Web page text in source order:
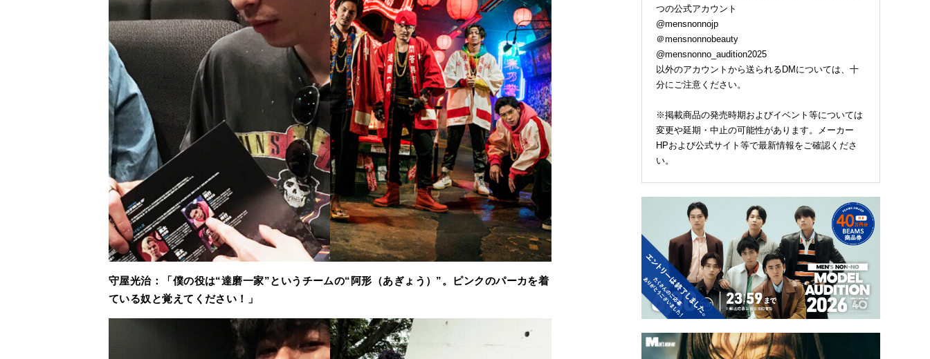
守屋光治：「僕の役は“達磨一家”というチームの“阿形（あぎょう）”。ピンクのパーカを着
ている奴と覚えてください！」
つの公式アカウント
@mensnonnojp
＠mensnonnobeauty
@mensnonno_audition2025
以外のアカウントから送られるDMについては、十
分にご注意ください。
※掲載商品の発売時期およびイベント等については
変更や延期・中止の可能性があります。メーカー
HPおよび公式サイト等で最新情報をご確認くださ
い。